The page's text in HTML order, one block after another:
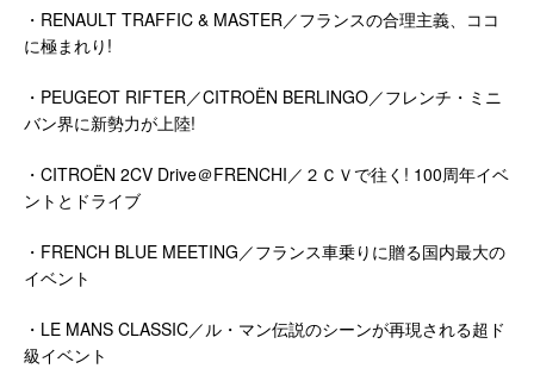
・RENAULT TRAFFIC & MASTER／フランスの合理主義、ココ
に極まれり!
・PEUGEOT RIFTER／CITROËN BERLINGO／フレンチ・ミニ
バン界に新勢力が上陸!
・CITROËN 2CV Drive＠FRENCHI／２ＣＶで往く! 100周年イベ
ントとドライブ
・FRENCH BLUE MEETING／フランス車乗りに贈る国内最大の
イベント
・LE MANS CLASSIC／ル・マン伝説のシーンが再現される超ド
級イベント